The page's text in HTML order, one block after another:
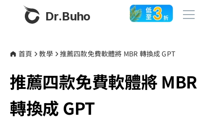
Dr.Buho
產品
BuhoCleaner
BuhoUnlocker
商店
首頁 教學 推薦四款免費軟體將 MBR 轉換成 GPT
推薦四款免費軟體將 MBR
轉換成 GPT